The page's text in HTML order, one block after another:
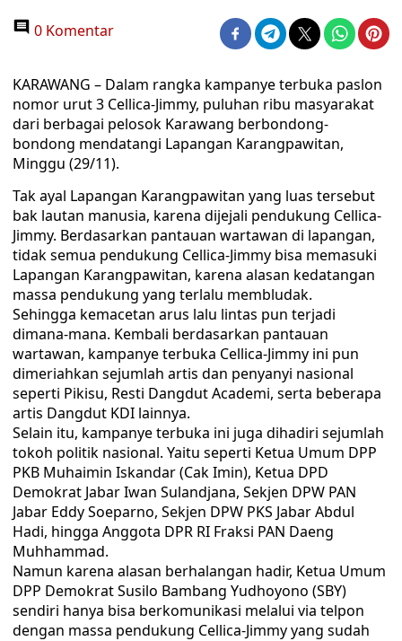
0 Komentar
KARAWANG – Dalam rangka kampanye terbuka paslon
nomor urut 3 Cellica-Jimmy, puluhan ribu masyarakat
dari berbagai pelosok Karawang berbondong-
bondong mendatangi Lapangan Karangpawitan,
Minggu (29/11).
Tak ayal Lapangan Karangpawitan yang luas tersebut
bak lautan manusia, karena dijejali pendukung Cellica-
Jimmy. Berdasarkan pantauan wartawan di lapangan,
tidak semua pendukung Cellica-Jimmy bisa memasuki
Lapangan Karangpawitan, karena alasan kedatangan
massa pendukung yang terlalu membludak.
Sehingga kemacetan arus lalu lintas pun terjadi
dimana-mana. Kembali berdasarkan pantauan
wartawan, kampanye terbuka Cellica-Jimmy ini pun
dimeriahkan sejumlah artis dan penyanyi nasional
seperti Pikisu, Resti Dangdut Academi, serta beberapa
artis Dangdut KDI lainnya.
Selain itu, kampanye terbuka ini juga dihadiri sejumlah
tokoh politik nasional. Yaitu seperti Ketua Umum DPP
PKB Muhaimin Iskandar (Cak Imin), Ketua DPD
Demokrat Jabar Iwan Sulandjana, Sekjen DPW PAN
Jabar Eddy Soeparno, Sekjen DPW PKS Jabar Abdul
Hadi, hingga Anggota DPR RI Fraksi PAN Daeng
Muhhammad.
Namun karena alasan berhalangan hadir, Ketua Umum
DPP Demokrat Susilo Bambang Yudhoyono (SBY)
sendiri hanya bisa berkomunikasi melalui via telpon
dengan massa pendukung Cellica-Jimmy yang sudah